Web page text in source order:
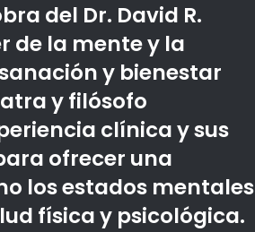
del Dr. David R.
de la mente y la
y bienestar
y filósofo
clínica y sus
ofrecer una
los estados mentales
física y psicológica.